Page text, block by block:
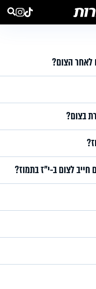
לאחר הצום?
בצום?
לצום ב-י״ז בתמוז?